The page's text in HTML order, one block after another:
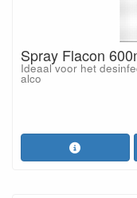
Spray Flacon
Ideaal voor het
alco